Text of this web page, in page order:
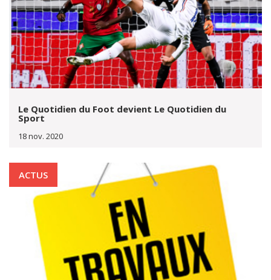
Le Quotidien du Foot devient Le Quotidien du
Sport
18 nov. 2020
ACTUS